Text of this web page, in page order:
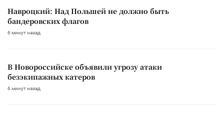
Навроцкий: Над Польшей не должно быть
бандеровских флагов
6 минут назад
В Новороссийске объявили угрозу атаки
безэкипажных катеров
6 минут назад